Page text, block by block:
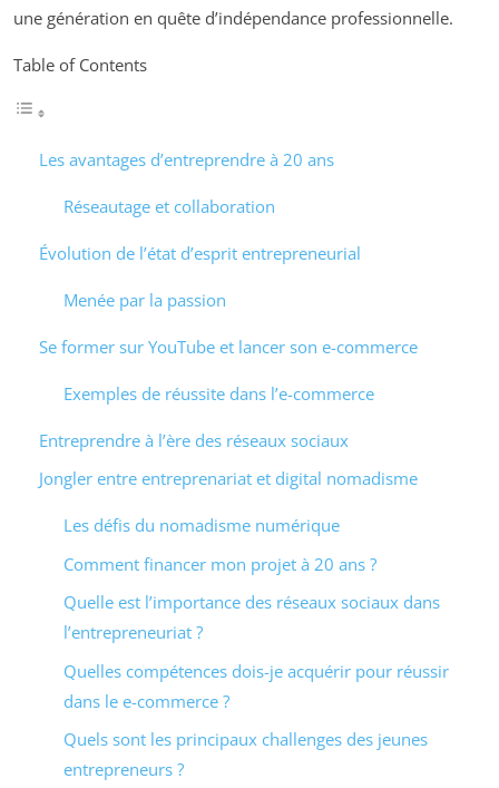
une génération en quête d’indépendance professionnelle.
Table of Contents
Les avantages d’entreprendre à 20 ans
Réseautage et collaboration
Évolution de l’état d’esprit entrepreneurial
Menée par la passion
Se former sur YouTube et lancer son e-commerce
Exemples de réussite dans l’e-commerce
Entreprendre à l’ère des réseaux sociaux
Jongler entre entreprenariat et digital nomadisme
Les défis du nomadisme numérique
Comment financer mon projet à 20 ans ?
Quelle est l’importance des réseaux sociaux dans
l’entrepreneuriat ?
Quelles compétences dois-je acquérir pour réussir
dans le e-commerce ?
Quels sont les principaux challenges des jeunes
entrepreneurs ?